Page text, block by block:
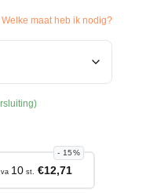
Welke maat heb ik nodig?
va 10 st. €12,71
15%